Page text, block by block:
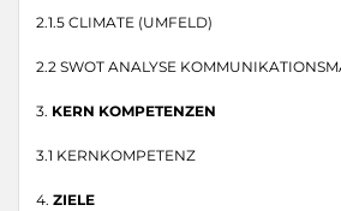
2.1.5 CLIMATE (UMFELD)
2.2 SWOT ANALYSE
3. KERN KOMPETENZEN
3.1 KERNKOMPETENZ
4. ZIELE